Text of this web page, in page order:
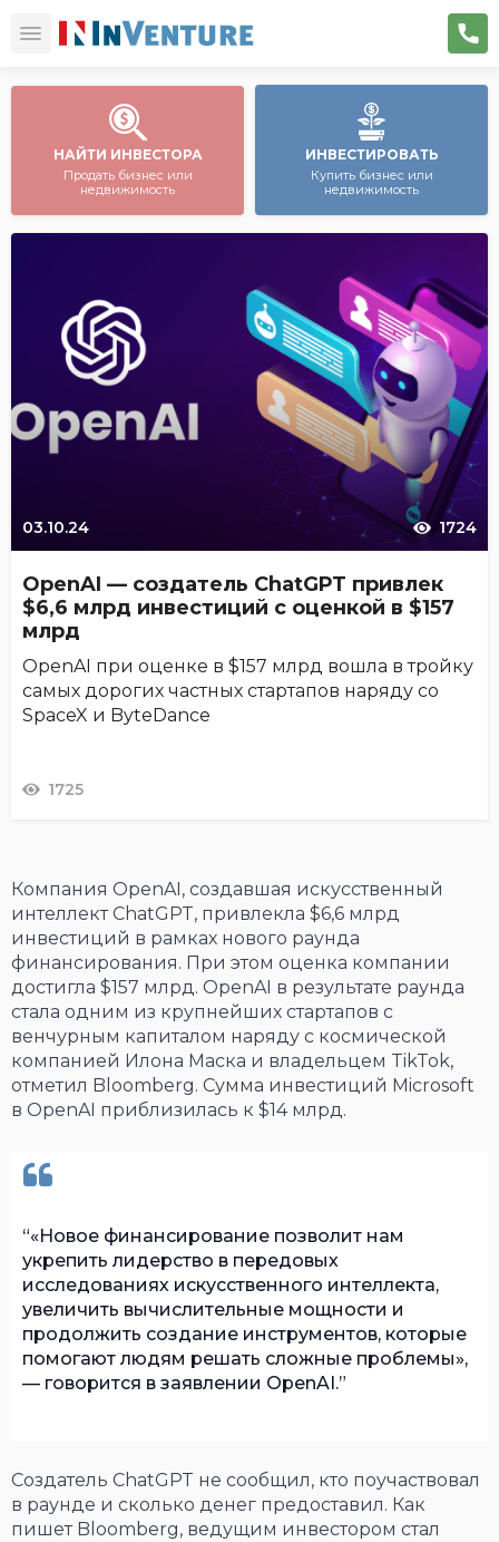
НАЙТИ ИНВЕСТОРА
Продать бизнес или
недвижимость
ИНВЕСТИРОВАТЬ
Купить бизнес или
недвижимость
03.10.24 1724
OpenAI — создатель ChatGPT привлек
$6,6 млрд инвестиций с оценкой в $157
млрд
OpenAI при оценке в $157 млрд вошла в тройку
самых дорогих частных стартапов наряду со
SpaceX и ByteDance
1725
Компания OpenAI, создавшая искусственный
интеллект ChatGPT, привлекла $6,6 млрд
инвестиций в рамках нового раунда
финансирования. При этом оценка компании
достигла $157 млрд. OpenAI в результате раунда
стала одним из крупнейших стартапов с
венчурным капиталом наряду с космической
компанией Илона Маска и владельцем TikTok,
отметил Bloomberg. Сумма инвестиций Microsoft
в OpenAI приблизилась к $14 млрд.
«Новое финансирование позволит нам
укрепить лидерство в передовых
исследованиях искусственного интеллекта,
увеличить вычислительные мощности и
продолжить создание инструментов, которые
помогают людям решать сложные проблемы»,
— говорится в заявлении OpenAI.
Создатель ChatGPT не сообщил, кто поучаствовал
в раунде и сколько денег предоставил. Как
пишет Bloomberg, ведущим инвестором стал